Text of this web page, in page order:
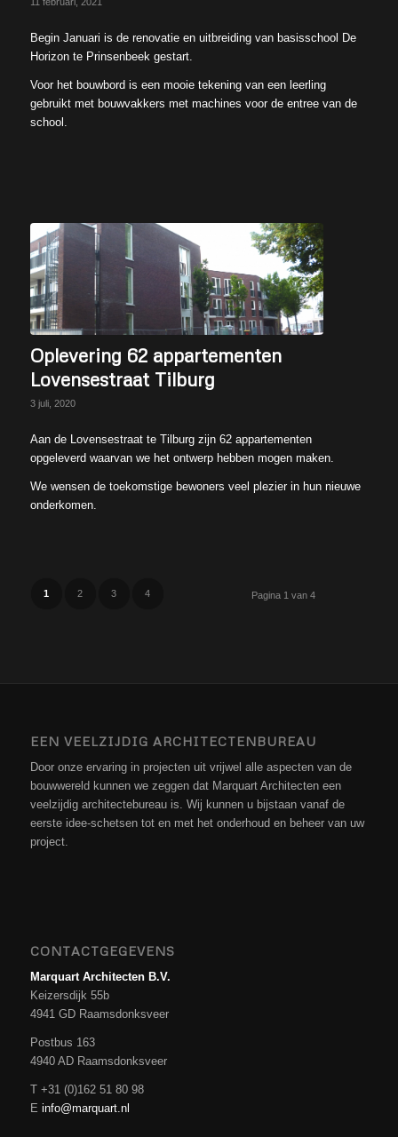
Begin Januari is de renovatie en uitbreiding van basisschool De
Horizon te Prinsenbeek gestart.
Voor het bouwbord is een mooie tekening van een leerling
gebruikt met bouwvakkers met machines voor de entree van de
school.
Oplevering 62 appartementen
Lovensestraat Tilburg
3 juli, 2020
Aan de Lovensestraat te Tilburg zijn 62 appartementen
opgeleverd waarvan we het ontwerp hebben mogen maken.
We wensen de toekomstige bewoners veel plezier in hun nieuwe
onderkomen.
Pagina 1 van 4
1 2 3 4
EEN VEELZIJDIG ARCHITECTENBUREAU
Door onze ervaring in projecten uit vrijwel alle aspecten van de
bouwwereld kunnen we zeggen dat Marquart Architecten een
veelzijdig architectebureau is. Wij kunnen u bijstaan vanaf de
eerste idee-schetsen tot en met het onderhoud en beheer van uw
project.
CONTACTGEGEVENS
Marquart Architecten B.V.
Keizersdijk 55b
4941 GD Raamsdonksveer
Postbus 163
4940 AD Raamsdonksveer
T +31 (0)162 51 80 98
E info@marquart.nl